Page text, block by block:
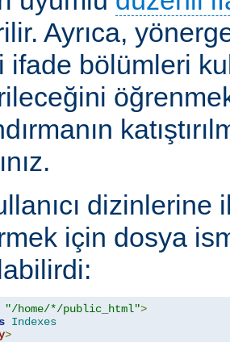
Ayrıca,
ifade bölümleri
dizinlerine
için dosya
"/home/*/public_html">
Indexes
>